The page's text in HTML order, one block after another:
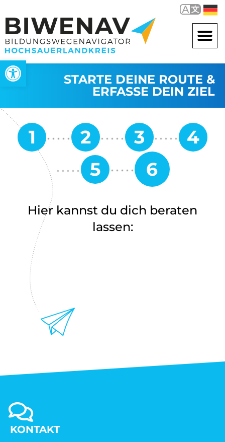
Werkzeugleiste öffnen
STARTE DEINE ROUTE &
ERFASSE DEIN ZIEL
Hier kannst du dich beraten
lassen:
KONTAKT